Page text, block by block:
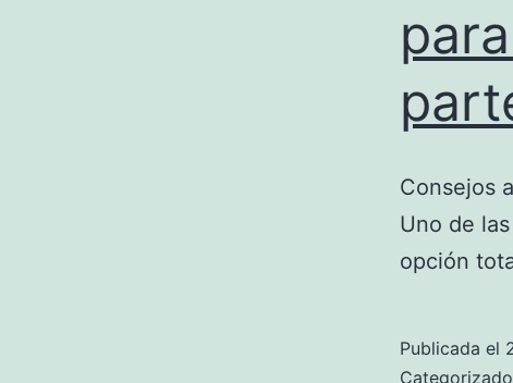
Consejos
Uno de
opción
Publicada el